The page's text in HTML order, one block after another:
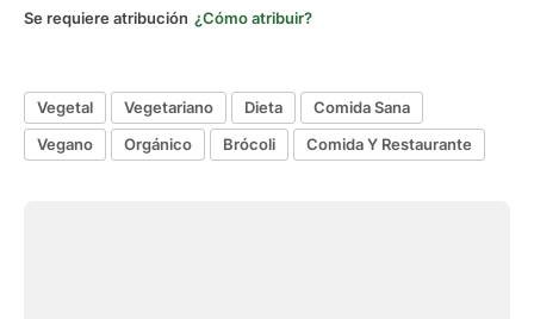
Se requiere atribución ¿Cómo atribuir?
Vegetal Vegetariano Dieta
Comida Sana
Vegano
Orgánico Brócoli Comida Y Restaurante